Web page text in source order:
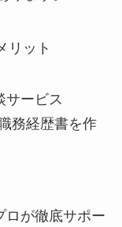
リット
サービス
務経歴書を作
ロが徹底サポー